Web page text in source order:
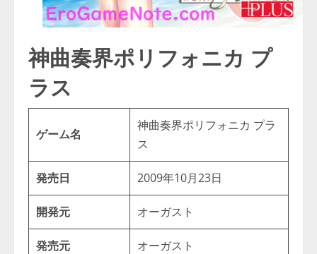
神曲奏界ポリフォニカ プ
ラス
ゲーム名
神曲奏界ポリフォニカ プラ
ス
発売日 2009年10月23日
開発元 オーガスト
発売元 オーガスト